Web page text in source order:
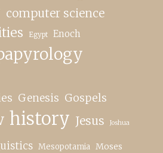
computer science
Egypt Enoch
Genesis Gospels
history Jesus Joshua
Mesopotamia Moses